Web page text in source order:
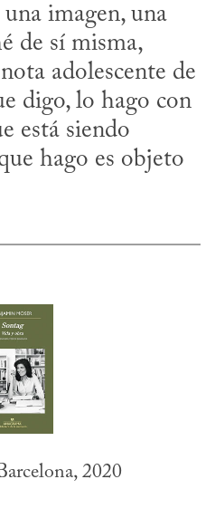
imagen, una
de sí misma,
adolescente de
digo, lo hago con
está siendo
hago es objeto
2020